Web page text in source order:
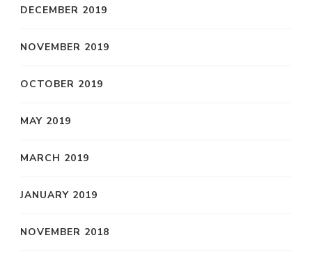
DECEMBER 2019
NOVEMBER 2019
OCTOBER 2019
MAY 2019
MARCH 2019
JANUARY 2019
NOVEMBER 2018